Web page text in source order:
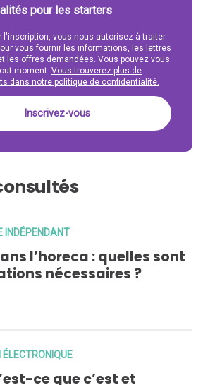
pour les starters
l'inscription, vous nous autorisez à traiter
vous fournir les informations, les lettres
les offres demandées. Vous pouvez vous
moment. Vous trouverez plus de
dans notre politique de confidentialité.
INDÉPENDANT
l’horeca : quelles sont
nécessaires ?
ce que c’est et